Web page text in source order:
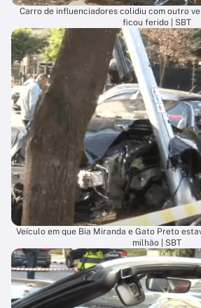
Carro de influenciadores colidiu com outro
ficou ferido | SBT
Veículo em que Bia Miranda e Gato Preto
milhão | SBT